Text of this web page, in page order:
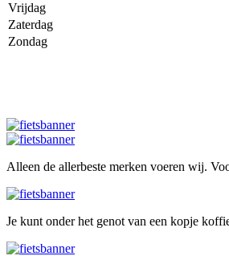
Vrijdag
Zaterdag
Zondag
Alleen de allerbeste merken voeren wij.
Je kunt onder het genot van een kopje